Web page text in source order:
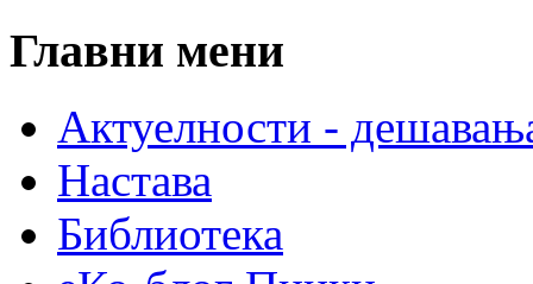
Главни мени
Актуелности -
Настава
Библиотека